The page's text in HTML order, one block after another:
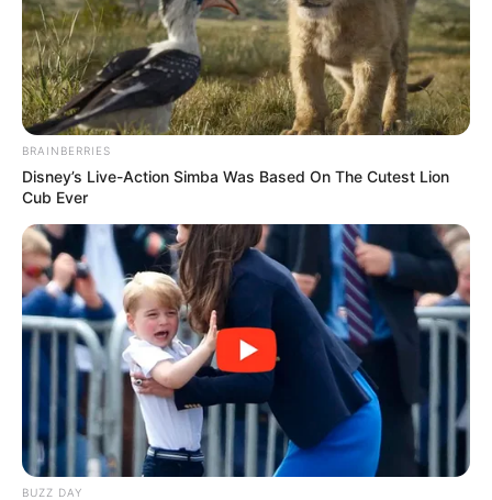
Κοινοποίησε άρθρο
Προσθήκη το newstok.gr στην Google
Ανακαλύψτε περισσότερα άρθρα στα αποτελέσματα
BRAINBERRIES
Disney’s Live-Action Simba Was Based On The Cutest Lion
Cub Ever
BUZZ DAY